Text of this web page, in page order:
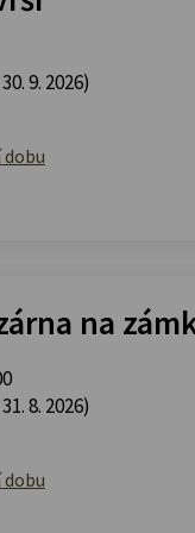
9. 2026)
na
8. 2026)